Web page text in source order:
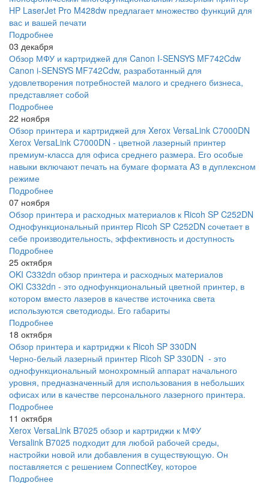
HP LaserJet Pro M428dw предлагает множество функций для
вас и вашей печати
Подробнее
03 декабря
Обзор МФУ и картриджей для Canon I-SENSYS MF742Cdw
Canon i-SENSYS MF742Cdw, разработанный для
удовлетворения потребностей малого и среднего бизнеса,
представляет собой
Подробнее
22 ноября
Обзор принтера и картриджей для Xerox VersaLink C7000DN
Xerox VersaLink C7000DN - цветной лазерный принтер
премиум-класса для офиса среднего размера. Его особые
навыки включают печать на бумаге формата A3 в дуплексном
режиме
Подробнее
07 ноября
Обзор принтера и расходных материалов к Ricoh SP C252DN
Однофункциональный принтер Ricoh SP C252DN сочетает в
себе производительность, эффективность и доступность
Подробнее
25 октября
OKI C332dn обзор принтера и расходных материалов
OKI C332dn - это однофункциональный цветной принтер, в
котором вместо лазеров в качестве источника света
используются светодиоды. Его габариты
Подробнее
18 октября
Обзор принтера и картриджи к Ricoh SP 330DN
Черно-белый лазерный принтер Ricoh SP 330DN - это
однофункциональный монохромный аппарат начального
уровня, предназначенный для использования в небольших
офисах или в качестве персонального лазерного принтера.
Подробнее
11 октября
Xerox VersaLink B7025 обзор и картриджи к МФУ
Versalink B7025 подходит для любой рабочей среды,
настройки новой или добавления в существующую. Он
поставляется с решением ConnectKey, которое
Подробнее